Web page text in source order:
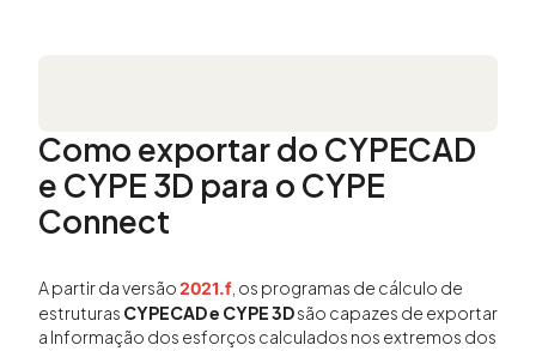
Como exportar do CYPECAD
e CYPE 3D para o CYPE
Connect
A partir da versão2021.f , os programas de cálculo de
estruturas CYPECAD e CYPE 3Dsão capazes de exportar
a Informação dos esforços calculados nos extremos dos